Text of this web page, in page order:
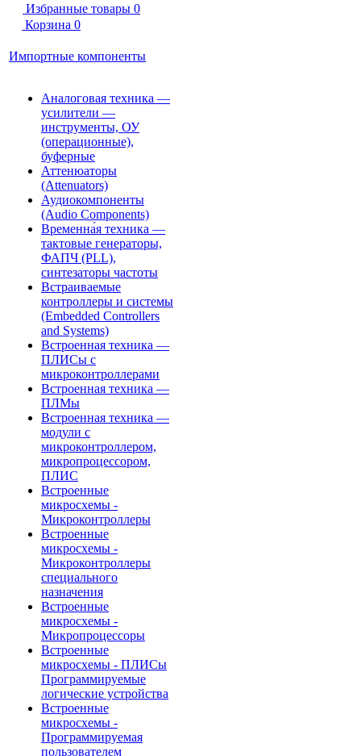
Избранные товары 0
Корзина 0
Импортные компоненты
Аналоговая техника —
усилители —
инструменты, ОУ
(операционные),
буферные
Аттенюаторы
(Attenuators)
Аудиокомпоненты
(Audio Components)
Временна́я техника —
тактовые генераторы,
ФАПЧ (PLL),
синтезаторы частоты
Встраиваемые
контроллеры и системы
(Embedded Controllers
and Systems)
Встроенная техника —
ПЛИСы с
микроконтроллерами
Встроенная техника —
ПЛМы
Встроенная техника —
модули с
микроконтроллером,
микропроцессором,
ПЛИС
Встроенные
микросхемы -
Микроконтроллеры
Встроенные
микросхемы -
Микроконтроллеры
специального
назначения
Встроенные
микросхемы -
Микропроцессоры
Встроенные
микросхемы - ПЛИСы
Программируемые
логические устройства
Встроенные
микросхемы -
Программируемая
пользователем